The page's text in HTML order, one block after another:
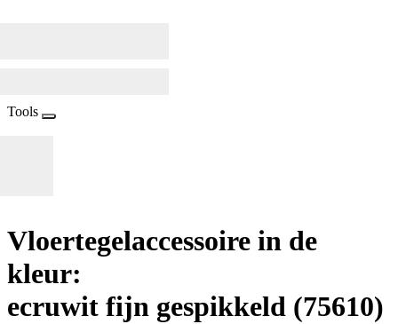
Tools
Vloertegelaccessoire in de
kleur:
ecruwit fijn gespikkeld (75610)